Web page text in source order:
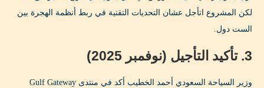
6. احذر من المواقع الوهمية
تأثير تأشيرة الخليج الموحدة على المقيمين في الخليج 👥
لكن المشروع اتأجل عشان التحديات التقنية في ربط أنظمة الهجرة بين
الست دول.
3. تأكيد التأجيل (نوفمبر 2025)
وزير السياحة السعودي أحمد الخطيب أكد في منتدى Gulf Gateway